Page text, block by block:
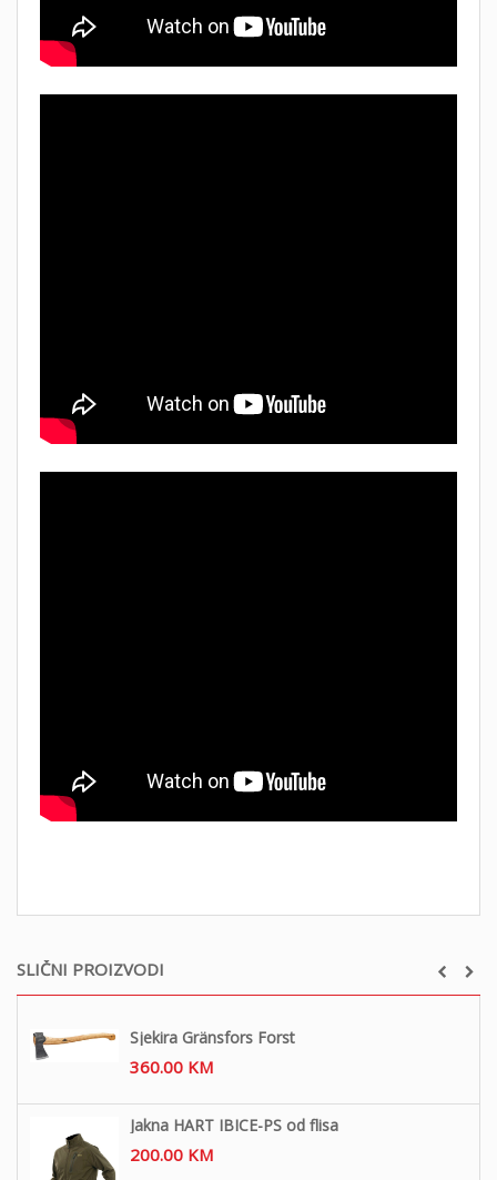
SLIČNI PROIZVODI
Sjekira Gränsfors Forst
360.00 KM
Jakna HART IBICE-PS od flisa
200.00 KM